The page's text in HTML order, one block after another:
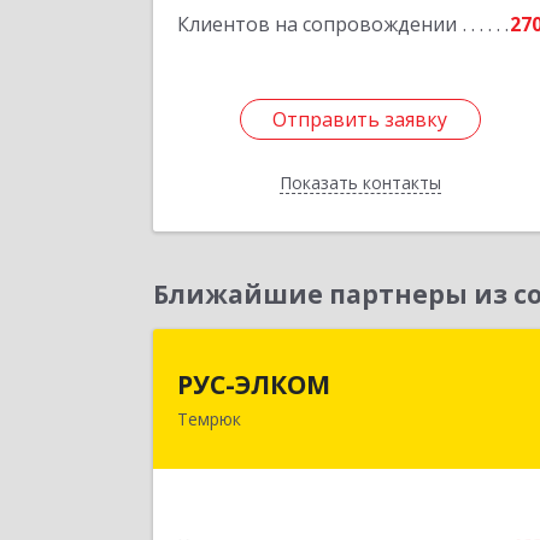
Клиентов на сопровождении
Отправить заявку
Показать контакты
Отправить заявку
Назад
Ближайшие партнеры из
РУС-ЭЛКОМ
Темрюк